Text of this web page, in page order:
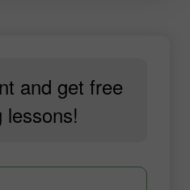
and get free
lessons!